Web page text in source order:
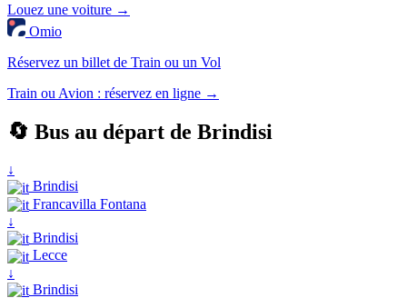
Louez une voiture →
Omio
Réservez un billet de Train ou un Vol
Train ou Avion : réservez en ligne →
🔄 Bus au départ de Brindisi
↓
Brindisi
Francavilla Fontana
↓
Brindisi
Lecce
↓
Brindisi